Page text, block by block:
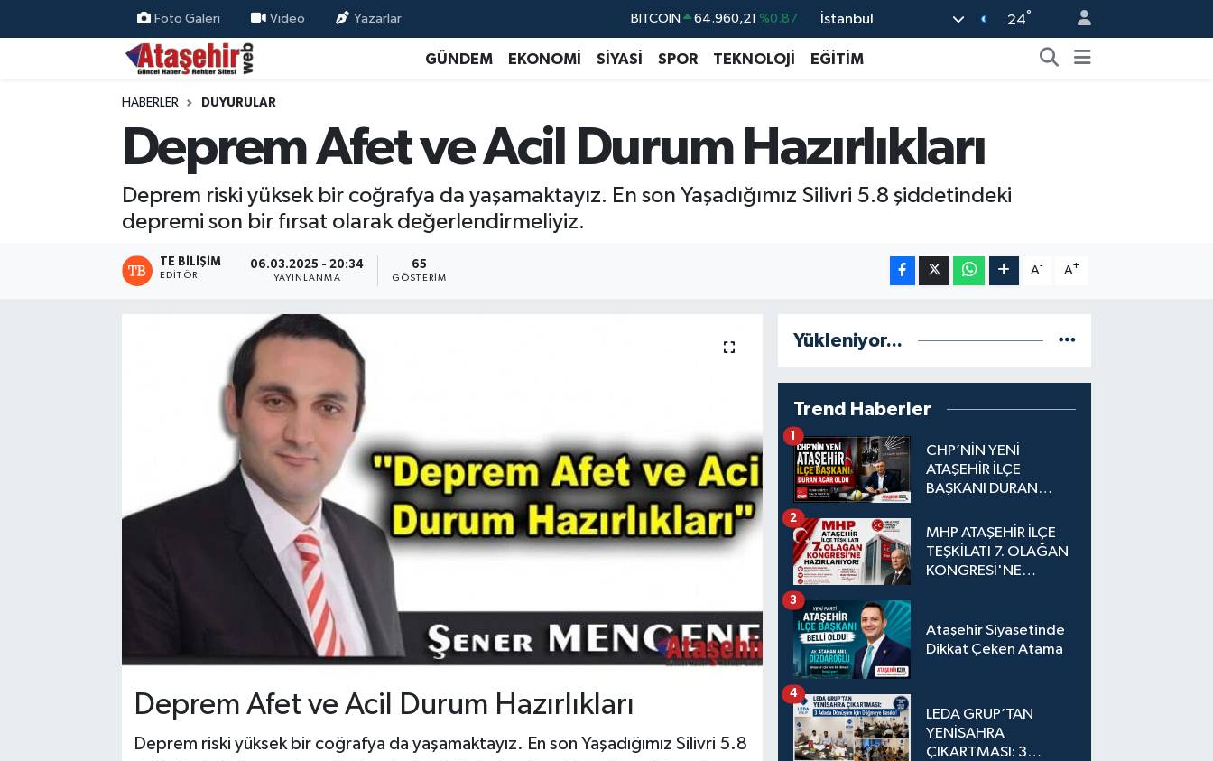
Foto Galeri Video Yazarlar DOLAR 47,7436 %0.18
EURO 55,2510 %0.32
BİST100 13.779 %-14
İstanbul 24°
GÜNDEM EKONOMİ SİYASİ SPOR TEKNOLOJİ EĞİTİM
HABERLER DUYURULAR
Deprem Afet ve Acil Durum Hazırlıkları
Deprem riski yüksek bir coğrafya da yaşamaktayız. En son Yaşadığımız Silivri 5.8 şiddetindeki
depremi son bir fırsat olarak değerlendirmeliyiz.
TE BILIŞIM
EDITÖR
06.03.2025 - 20:34
YAYINLANMA
65
GÖSTERIM
A- A+
Deprem Afet ve Acil Durum Hazırlıkları
Deprem riski yüksek bir coğrafya da yaşamaktayız. En son Yaşadığımız Silivri 5.8
Yükleniyor...
Trend Haberler
CHP’NİN YENİ
ATAŞEHİR İLÇE
BAŞKANI DURAN
1
MHP ATAŞEHİR İLÇE
TEŞKİLATI 7. OLAĞAN
KONGRESİ'NE
2
Ataşehir Siyasetinde
Dikkat Çeken Atama
3
LEDA GRUP’TAN
YENİSAHRA
ÇIKARTMASI: 3
4
Hava Durumu
Süper Lig Puan Durumu ve Fikstür
Tüm Manşetler
Son Dakika Haberleri